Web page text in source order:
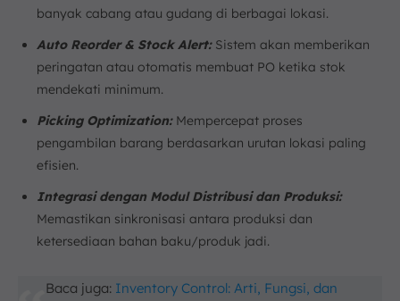
banyak cabang atau gudang di berbagai lokasi.
Auto Reorder & Stock Alert:Sistem akan memberikan
peringatan atau otomatis membuat PO ketika stok
mendekati minimum.
Picking Optimization:Mempercepat proses
pengambilan barang berdasarkan urutan lokasi paling
efisien.
Integrasi dengan Modul Distribusi dan Produksi:
Memastikan sinkronisasi antara produksi dan
ketersediaan bahan baku/produk jadi.
Baca juga: Inventory Control: Arti, Fungsi, dan